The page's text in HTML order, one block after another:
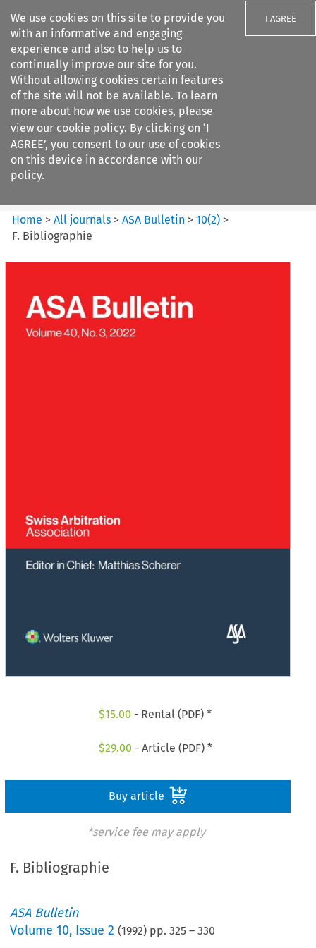
We use cookies on this site to provide you
with an informative and engaging
experience and also to help us to
continually improve our site for you.
Without allowing cookies certain features
of the site will not be available. To learn
more about how we use cookies, please
view our cookie policy. By clicking on ‘I
AGREE’, you consent to our use of cookies
on this device in accordance with our
policy.
I AGREE
Search filters
ASA Bulletin
Home >All journals >ASA Bulletin >10(2) >
F. Bibliographie
$15.00 - Rental (PDF) *
$29.00 - Article (PDF) *
Buy article
*service fee may apply
F. Bibliographie
ASA Bulletin
Volume10, Issue 2 (1992) pp.325 –330